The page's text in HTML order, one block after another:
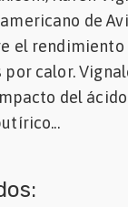
de
el
calor.
del